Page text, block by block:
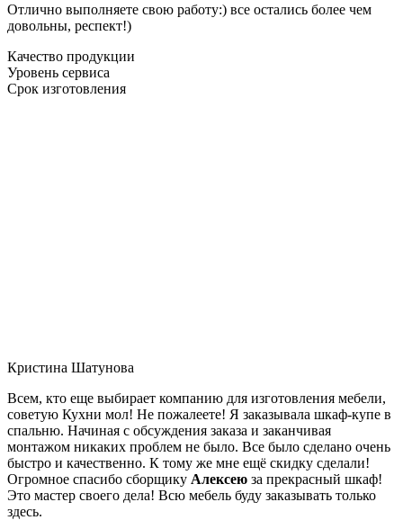
Отлично выполняете свою работу:) все остались более чем
довольны, респект!)
Качество продукции
Уровень сервиса
Срок изготовления
Кристина Шатунова
Всем, кто еще выбирает компанию для изготовления мебели,
советую Кухни мол! Не пожалеете! Я заказывала шкаф-купе в
спальню. Начиная с обсуждения заказа и заканчивая
монтажом никаких проблем не было. Все было сделано очень
быстро и качественно. К тому же мне ещё скидку сделали!
Огромное спасибо сборщику Алексею за прекрасный шкаф!
Это мастер своего дела! Всю мебель буду заказывать только
здесь.